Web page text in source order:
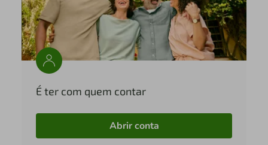
É ter com quem contar
Abrir conta